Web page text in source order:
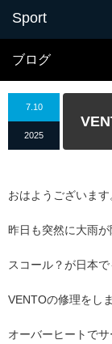
ブログ
7.10
2025
おはようございます
昨日も突然に大雨が
スコール？が日本
VENTOの修理をし
オーバーヒートでサ